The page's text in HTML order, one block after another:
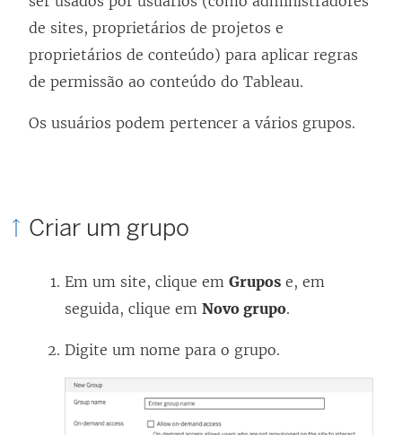
de sites, proprietários de projetos e
proprietários de conteúdo) para aplicar regras
de permissão ao conteúdo do Tableau.
Os usuários podem pertencer a vários grupos.
Criar um grupo
Em um site, clique em Grupos e, em
seguida, clique em Novo grupo.
Digite um nome para o grupo.